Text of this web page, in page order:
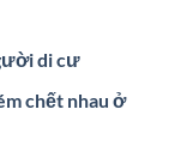
di cư
chết nhau ở